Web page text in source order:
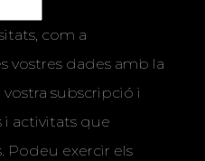
com a
vostres dades amb la
subscripció i
i activitats que
Podeu exercir els